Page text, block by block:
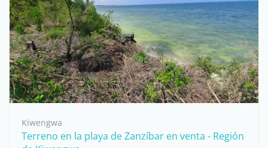
Kiwengwa
Terreno en la playa de Zanzíbar en venta - Región